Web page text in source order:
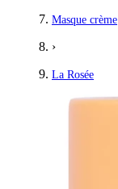
Masque crème
›
La Rosée